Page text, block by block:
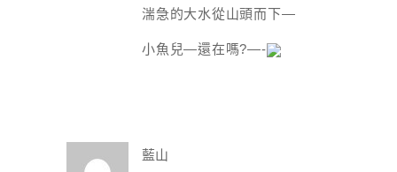
湍急的大水從山頭而下—
小魚兒—還在嗎?—-
藍山